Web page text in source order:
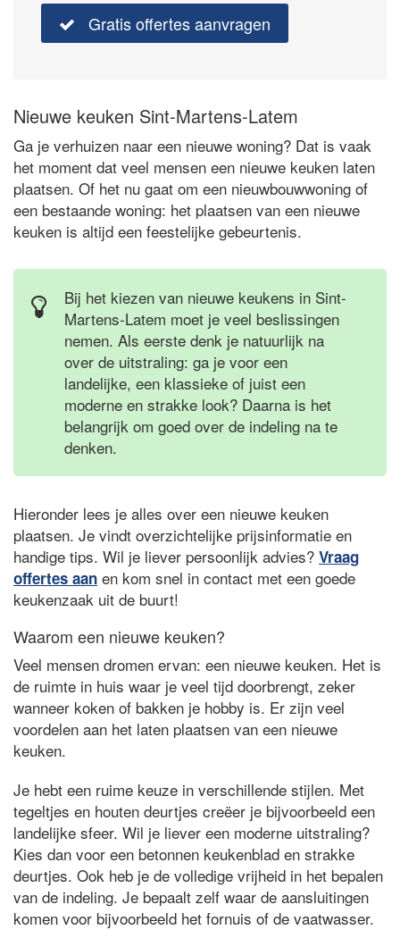
Gratis offertes aanvragen
Nieuwe keuken Sint-Martens-Latem
Ga je verhuizen naar een nieuwe woning? Dat is vaak
het moment dat veel mensen een nieuwe keuken laten
plaatsen. Of het nu gaat om een nieuwbouwwoning of
een bestaande woning: het plaatsen van een nieuwe
keuken is altijd een feestelijke gebeurtenis.
Bij het kiezen van nieuwe keukens in Sint-
Martens-Latem moet je veel beslissingen
nemen. Als eerste denk je natuurlijk na
over de uitstraling: ga je voor een
landelijke, een klassieke of juist een
moderne en strakke look? Daarna is het
belangrijk om goed over de indeling na te
denken.
Hieronder lees je alles over een nieuwe keuken
plaatsen. Je vindt overzichtelijke prijsinformatie en
handige tips. Wil je liever persoonlijk advies? Vraag
offertes aan en kom snel in contact met een goede
keukenzaak uit de buurt!
Waarom een nieuwe keuken?
Veel mensen dromen ervan: een nieuwe keuken. Het is
de ruimte in huis waar je veel tijd doorbrengt, zeker
wanneer koken of bakken je hobby is. Er zijn veel
voordelen aan het laten plaatsen van een nieuwe
keuken.
Je hebt een ruime keuze in verschillende stijlen. Met
tegeltjes en houten deurtjes creëer je bijvoorbeeld een
landelijke sfeer. Wil je liever een moderne uitstraling?
Kies dan voor een betonnen keukenblad en strakke
deurtjes. Ook heb je de volledige vrijheid in het bepalen
van de indeling. Je bepaalt zelf waar de aansluitingen
komen voor bijvoorbeeld het fornuis of de vaatwasser.